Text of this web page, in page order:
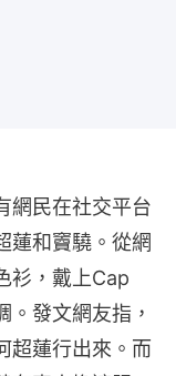
網民在社交平台
蓮和竇驍。從網
衫，戴上Cap
。發文網友指，
超蓮行出來。而